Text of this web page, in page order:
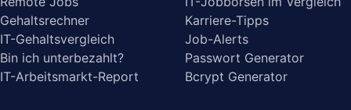
Gehaltsrechner
IT-Gehaltsvergleich
Bin ich unterbezahlt?
IT-Arbeitsmarkt-Report
Karriere-Tipps
Job-Alerts
Passwort Generator
Bcrypt Generator